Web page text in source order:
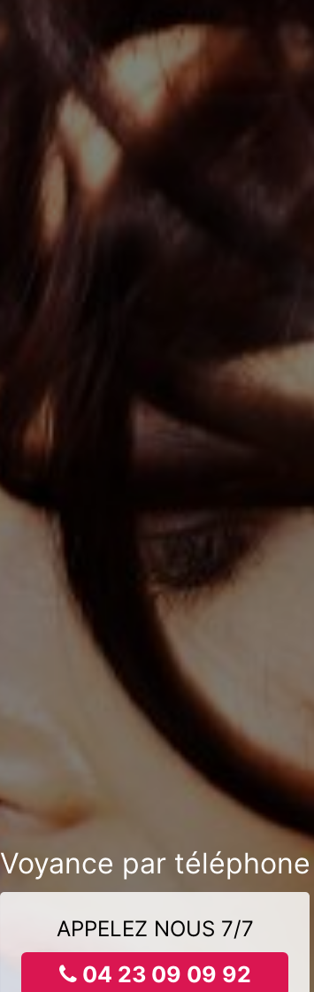
Voyance par téléphone
APPELEZ NOUS 7/7
04 23 09 09 92